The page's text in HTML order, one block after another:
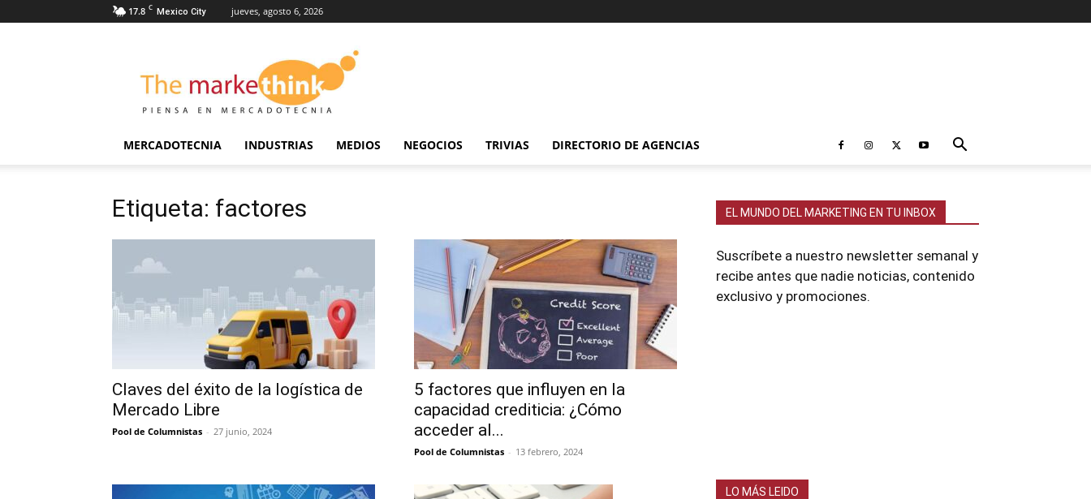
17.8 C Mexico City jueves, agosto 6, 2026
Markethink
MERCADOTECNIA INDUSTRIAS MEDIOS NEGOCIOS TRIVIAS DIRECTORIO DE AGENCIAS
Etiqueta: factores
Claves del éxito de la logística de
Mercado Libre
Pool de Columnistas - 27 junio, 2024
5 factores que influyen en la
capacidad crediticia: ¿Cómo
acceder al...
Pool de Columnistas - 13 febrero, 2024
EL MUNDO DEL MARKETING EN TU INBOX
Suscríbete a nuestro newsletter semanal y
recibe antes que nadie noticias, contenido
exclusivo y promociones.
LO MÁS LEIDO